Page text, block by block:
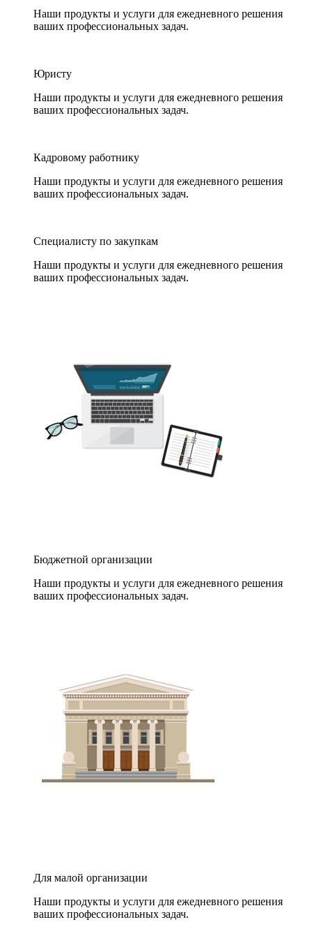
Наши продукты и услуги для ежедневного решения
ваших профессиональных задач.
Юристу
Наши продукты и услуги для ежедневного решения
ваших профессиональных задач.
Кадровому работнику
Наши продукты и услуги для ежедневного решения
ваших профессиональных задач.
Специалисту по закупкам
Наши продукты и услуги для ежедневного решения
ваших профессиональных задач.
Бюджетной организации
Наши продукты и услуги для ежедневного решения
ваших профессиональных задач.
Для малой организации
Наши продукты и услуги для ежедневного решения
ваших профессиональных задач.